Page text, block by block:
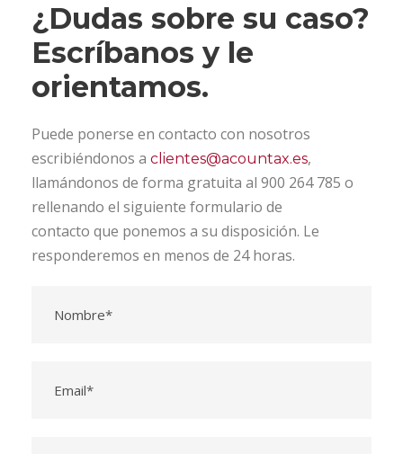
¿Dudas sobre su caso?
Escríbanos y le
orientamos.
Puede ponerse en contacto con nosotros
escribiéndonos a clientes@acountax.es,
llamándonos de forma gratuita al 900 264 785 o
rellenando el siguiente formulario de
contacto que ponemos a su disposición. Le
responderemos en menos de 24 horas.